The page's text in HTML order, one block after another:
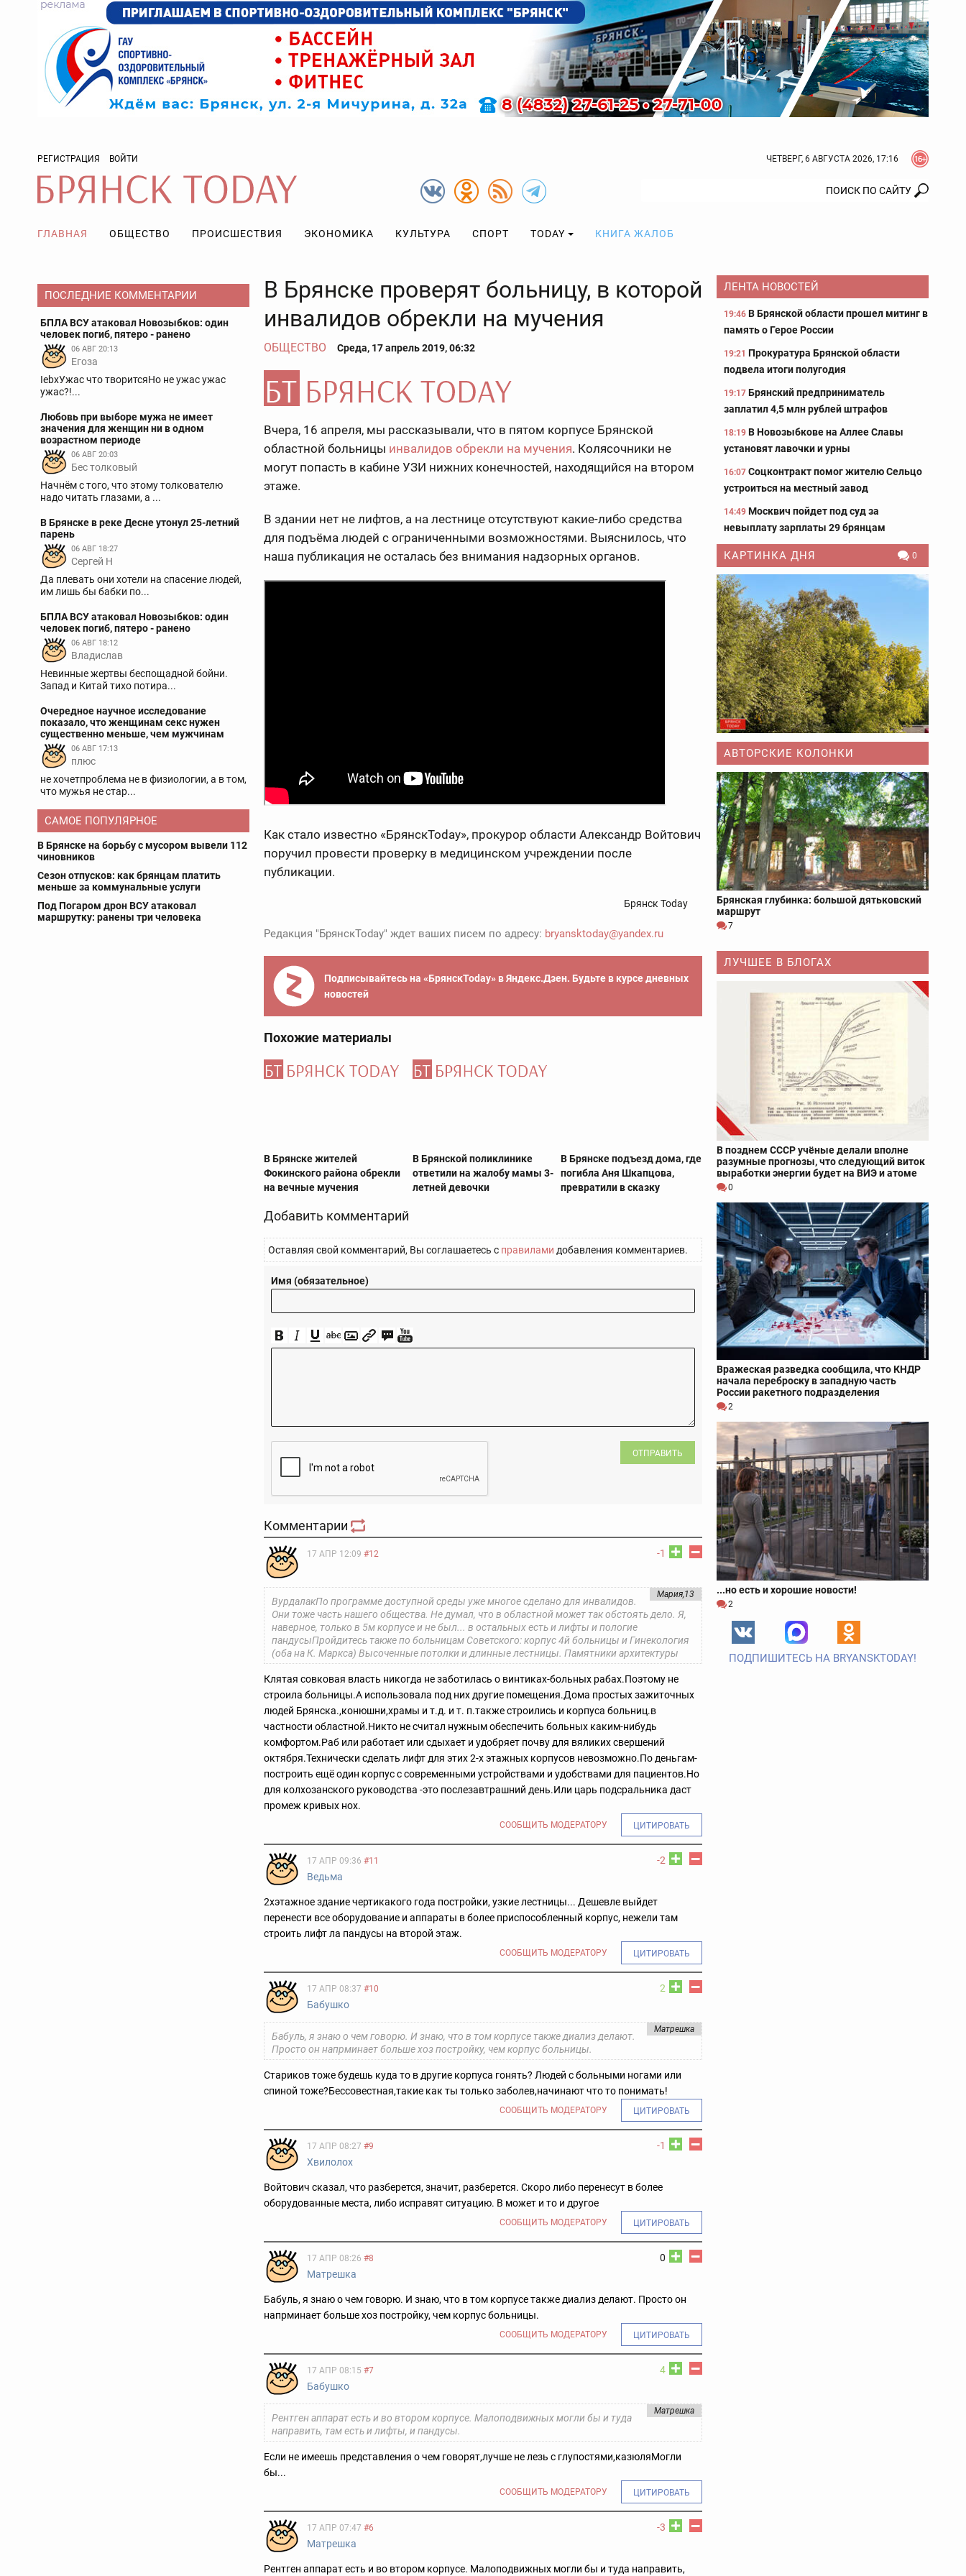
РЕГИСТРАЦИЯ ВОЙТИ ЧЕТВЕРГ, 6 АВГУСТА 2026, 17:16
ГЛАВНАЯ ОБЩЕСТВО ПРОИСШЕСТВИЯ ЭКОНОМИКА КУЛЬТУРА СПОРТ TODAY КНИГА ЖАЛОБ
ПОСЛЕДНИЕ КОММЕНТАРИИ
БПЛА ВСУ атаковал Новозыбков: один
человек погиб, пятеро - ранено
06 АВГ 20:13
Егоза
IebxУжас что творитсяНо не ужас ужас
ужас?!...
Любовь при выборе мужа не имеет
значения для женщин ни в одном
возрастном периоде
06 АВГ 20:03
Бес толковый
Начнём с того, что этому толкователю
надо читать глазами, а ...
В Брянске в реке Десне утонул 25-летний
парень
06 АВГ 18:27
Сергей Н
Да плевать они хотели на спасение людей,
им лишь бы бабки по...
БПЛА ВСУ атаковал Новозыбков: один
человек погиб, пятеро - ранено
06 АВГ 18:12
Владислав
Невинные жертвы беспощадной бойни.
Запад и Китай тихо потира...
Очередное научное исследование
показало, что женщинам секс нужен
существенно меньше, чем мужчинам
06 АВГ 17:13
плюс
не хочетпроблема не в физиологии, а в том,
что мужья не стар...
САМОЕ ПОПУЛЯРНОЕ
В Брянске на борьбу с мусором вывели 112
чиновников
Сезон отпусков: как брянцам платить
меньше за коммунальные услуги
Под Погаром дрон ВСУ атаковал
маршрутку: ранены три человека
В Брянске проверят больницу, в которой
инвалидов обрекли на мучения
ОБЩЕСТВО Среда, 17 апрель 2019, 06:32
Вчера, 16 апреля, мы рассказывали, что в пятом корпусе Брянской
областной больницы инвалидов обрекли на мучения. Колясочники не
могут попасть в кабине УЗИ нижних конечностей, находящийся на втором
этаже.
В здании нет не лифтов, а на лестнице отсутствуют какие-либо средства
для подъёма людей с ограниченными возможностями. Выяснилось, что
наша публикация не осталась без внимания надзорных органов.
Как стало известно «БрянскToday», прокурор области Александр Войтович
поручил провести проверку в медицинском учреждении после
публикации.
Брянск Today
Редакция "БрянскToday" ждет ваших писем по адресу: bryansktoday@yandex.ru
Подписывайтесь на «БрянскToday» в Яндекс.Дзен. Будьте в курсе дневных
новостей
Похожие материалы
В Брянске жителей
Фокинского района обрекли
на вечные мучения
В Брянской поликлинике
ответили на жалобу мамы 3-
летней девочки
В Брянске подъезд дома, где
погибла Аня Шкапцова,
превратили в сказку
Добавить комментарий
Оставляя свой комментарий, Вы соглашаетесь с правилами добавления комментариев.
Имя (обязательное)
ОТПРАВИТЬ
Комментарии
-1
17 АПР 12:09 #12
Мария,13
ВурдалакПо программе доступной среды уже многое сделано для инвалидов.
Они тоже часть нашего общества. Не думал, что в областной может так обстоять дело. Я,
наверное, только в 5м корпусе и не был... в остальных есть и лифты и пологие
пандусыПройдитесь также по больницам Советского: корпус 4й больницы и Гинекология
(оба на К. Маркса) Высоченные потолки и длинные лестницы. Памятники архитектуры
Клятая совковая власть никогда не заботилась о винтиках-больных рабах.Поэтому не
строила больницы.А использовала под них другие помещения.Дома простых зажиточных
людей Брянска.,конюшни,храмы и т.д. и т. п.также строились и корпуса больниц.в
частности областной.Никто не считал нужным обеспечить больных каким-нибудь
комфортом.Раб или работает или сдыхает и удобряет почву для вяликих свершений
октября.Технически сделать лифт для этих 2-х этажных корпусов невозможно.По деньгам-
построить ещё один корпус с современными устройствами и удобствами для пациентов.Но
для колхозанского руководства -это послезавтрашний день.Или царь подсральника даст
промеж кривых нох.
СООБЩИТЬ МОДЕРАТОРУ ЦИТИРОВАТЬ
-2
17 АПР 09:36 #11
Ведьма
2хэтажное здание чертикакого года постройки, узкие лестницы... Дешевле выйдет
перенести все оборудование и аппараты в более приспособленный корпус, нежели там
строить лифт ла пандусы на второй этаж.
СООБЩИТЬ МОДЕРАТОРУ ЦИТИРОВАТЬ
2
17 АПР 08:37 #10
Бабушко
Матрешка
Бабуль, я знаю о чем говорю. И знаю, что в том корпусе также диализ делают.
Просто он напрминает больше хоз постройку, чем корпус больницы.
Стариков тоже будешь куда то в другие корпуса гонять? Людей с больными ногами или
спиной тоже?Бессовестная,такие как ты только заболев,начинают что то понимать!
СООБЩИТЬ МОДЕРАТОРУ ЦИТИРОВАТЬ
-1
17 АПР 08:27 #9
Хвилолох
Войтович сказал, что разберется, значит, разберется. Скоро либо перенесут в более
оборудованные места, либо исправят ситуацию. В может и то и другое
СООБЩИТЬ МОДЕРАТОРУ ЦИТИРОВАТЬ
0
17 АПР 08:26 #8
Матрешка
Бабуль, я знаю о чем говорю. И знаю, что в том корпусе также диализ делают. Просто он
напрминает больше хоз постройку, чем корпус больницы.
СООБЩИТЬ МОДЕРАТОРУ ЦИТИРОВАТЬ
4
17 АПР 08:15 #7
Бабушко
Матрешка
Рентген аппарат есть и во втором корпусе. Малоподвижных могли бы и туда
направить, там есть и лифты, и пандусы.
Если не имеешь представления о чем говорят,лучше не лезь с глупостями,казюляМогли
бы...
СООБЩИТЬ МОДЕРАТОРУ ЦИТИРОВАТЬ
-3
17 АПР 07:47 #6
Матрешка
Рентген аппарат есть и во втором корпусе. Малоподвижных могли бы и туда направить,
ЛЕНТА НОВОСТЕЙ
19:46 В Брянской области прошел митинг в
память о Герое России
19:21 Прокуратура Брянской области
подвела итоги полугодия
19:17 Брянский предприниматель
заплатил 4,5 млн рублей штрафов
18:19 В Новозыбкове на Аллее Славы
установят лавочки и урны
16:07 Соцконтракт помог жителю Сельцо
устроиться на местный завод
14:49 Москвич пойдет под суд за
невыплату зарплаты 29 брянцам
КАРТИНКА ДНЯ 0
АВТОРСКИЕ КОЛОНКИ
Брянская глубинка: большой дятьковский
маршрут
7
ЛУЧШЕЕ В БЛОГАХ
В позднем СССР учёные делали вполне
разумные прогнозы, что следующий виток
выработки энергии будет на ВИЭ и атоме
0
Вражеская разведка сообщила, что КНДР
начала переброску в западную часть
России ракетного подразделения
2
...но есть и хорошие новости!
2
ПОДПИШИТЕСЬ НА BRYANSKTODAY!